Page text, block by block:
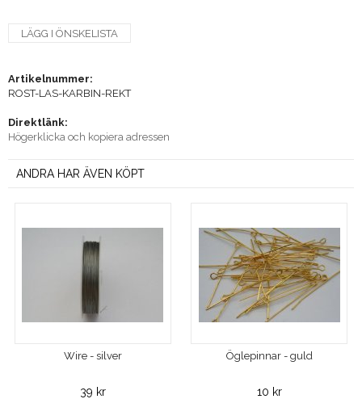
LÄGG I ÖNSKELISTA
Artikelnummer:
ROST-LAS-KARBIN-REKT
Direktlänk:
Högerklicka och kopiera adressen
ANDRA HAR ÄVEN KÖPT
Wire - silver
39 kr
Öglepinnar - guld
10 kr